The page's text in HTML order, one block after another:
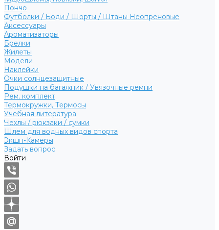
Пончо
Футболки / Боди / Шорты / Штаны Неопреновые
Аксессуары
Ароматизаторы
Брелки
Жилеты
Модели
Наклейки
Очки солнцезащитные
Подушки на багажник / Увязочные ремни
Рем. комплект
Термокружки, Термосы
Учебная литература
Чехлы / рюкзаки / сумки
Шлем для водных видов спорта
Экшн-Камеры
Задать вопрос
Войти